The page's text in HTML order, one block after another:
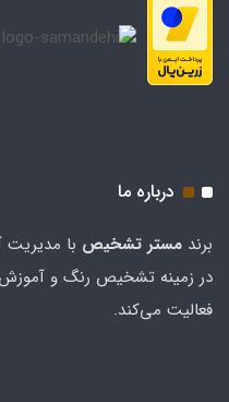
درباره ما
برند مستر تشخيص
در زمینه تشخیص رنگ و
فعالیت می‌کند.